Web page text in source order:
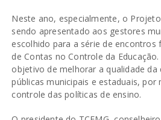
Neste ano, especialmente, o
sendo apresentado aos gestores
escolhido para a série de encontros
de Contas no Controle da
objetivo de melhorar a qualidade da
públicas municipais e estaduais,
controle das políticas de ensino.